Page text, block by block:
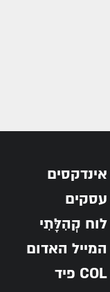
אינדקסים
עסקים
לוח קְהִלָּתִי
המייל האדום
COL פיד